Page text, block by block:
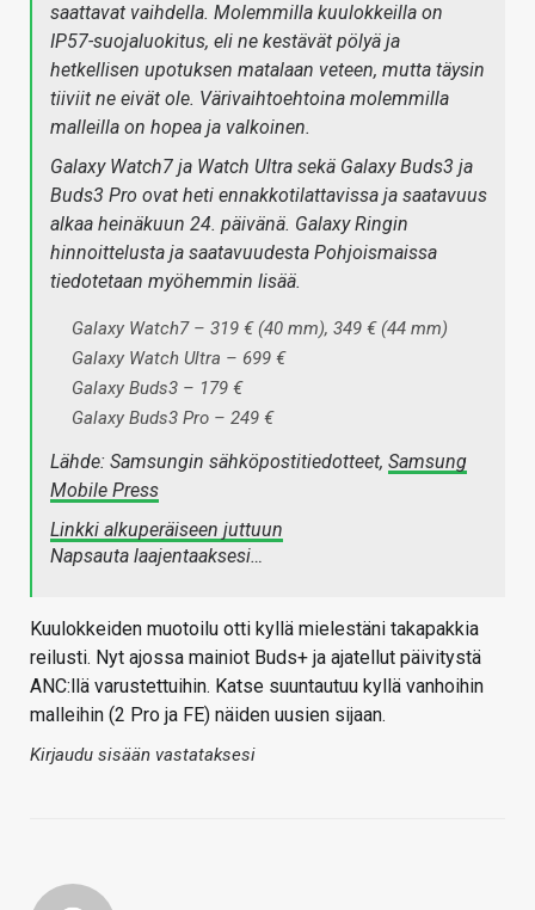
saattavat vaihdella. Molemmilla kuulokkeilla on
IP57-suojaluokitus, eli ne kestävät pölyä ja
hetkellisen upotuksen matalaan veteen, mutta täysin
tiiviit ne eivät ole. Värivaihtoehtoina molemmilla
malleilla on hopea ja valkoinen.
Galaxy Watch7 ja Watch Ultra sekä Galaxy Buds3 ja
Buds3 Pro ovat heti ennakkotilattavissa ja saatavuus
alkaa heinäkuun 24. päivänä. Galaxy Ringin
hinnoittelusta ja saatavuudesta Pohjoismaissa
tiedotetaan myöhemmin lisää.
Galaxy Watch7 – 319 € (40 mm), 349 € (44 mm)
Galaxy Watch Ultra – 699 €
Galaxy Buds3 – 179 €
Galaxy Buds3 Pro – 249 €
Lähde: Samsungin sähköpostitiedotteet, Samsung
Mobile Press
Linkki alkuperäiseen juttuun
Napsauta laajentaaksesi…
Kuulokkeiden muotoilu otti kyllä mielestäni takapakkia
reilusti. Nyt ajossa mainiot Buds+ ja ajatellut päivitystä
ANC:llä varustettuihin. Katse suuntautuu kyllä vanhoihin
malleihin (2 Pro ja FE) näiden uusien sijaan.
Kirjaudu sisään vastataksesi